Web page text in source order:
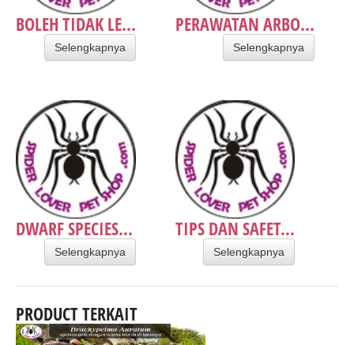
BOLEH TIDAK LE...
Selengkapnya
PERAWATAN ARBO...
Selengkapnya
DWARF SPECIES...
Selengkapnya
TIPS DAN SAFET...
Selengkapnya
PRODUCT TERKAIT